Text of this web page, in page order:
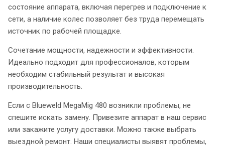
состояние аппарата, включая перегрев и подключение к
сети, а наличие колес позволяет без труда перемещать
источник по рабочей площадке.
Сочетание мощности, надежности и эффективности.
Идеально подходит для профессионалов, которым
необходим стабильный результат и высокая
производительность.
Если с Blueweld MegaMig 480 возникли проблемы, не
спешите искать замену. Привезите аппарат в наш сервис
или закажите услугу доставки. Можно также выбрать
выездной ремонт. Наши специалисты выявят проблемы,